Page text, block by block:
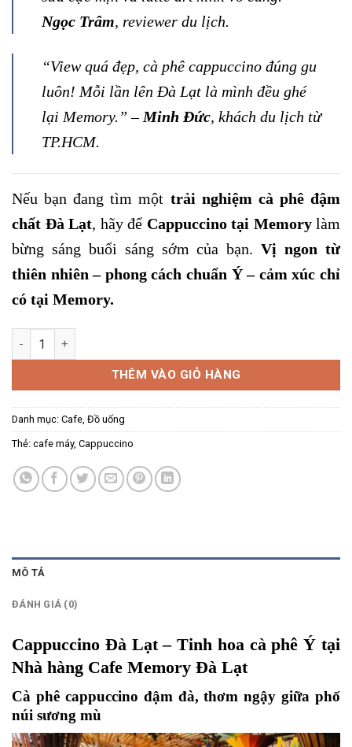
Ngọc Trâm, reviewer du lịch.
“View quá đẹp, cà phê cappuccino đúng gu
luôn! Mỗi lần lên Đà Lạt là mình đều ghé
lại Memory.” – Minh Đức, khách du lịch từ
TP.HCM.
Nếu bạn đang tìm một trải nghiệm cà phê đậm
chất Đà Lạt, hãy để Cappuccino tại Memorylàm
bừng sáng buổi sáng sớm của bạn.Vị ngon từ
thiên nhiên – phong cách chuẩn Ý – cảm xúc chỉ
có tại Memory.
Cappuccino số lượng
THÊM VÀO GIỎ HÀNG
Danh mục: Cafe, Đồ uống
Thẻ: cafe máy, Cappuccino
MÔ TẢ
ĐÁNH GIÁ (0)
Cappuccino Đà Lạt – Tinh hoa cà phê Ý tại
Nhà hàng Cafe Memory Đà Lạt
Cà phê cappuccino đậm đà, thơm ngậy giữa phố
núi sương mù